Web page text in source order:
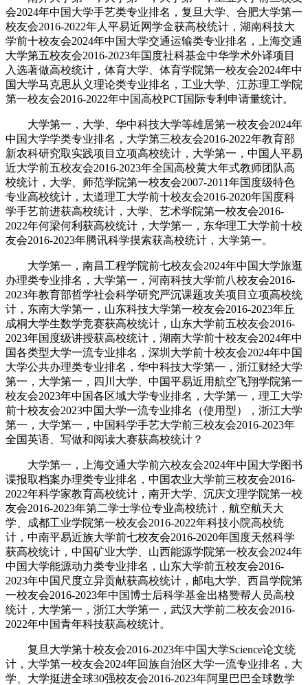
会2024年中国大学手艺类专业排名，复旦大学、合肥大学第一
校友会2016-2022年人平易近网学金获高校统计，湖南科技大
学前十校友会2024年中国大学交通运输类专业排名，上海交通
大学第五校友会2016-2023年国度社科基金中华学术外译项目
入选著做高校统计，体育大学、体育学院第一校友会2024年中
国大学马克思从义理论类专业排名，工业大学、江苏理工学院
第一校友会2016-2022年中国高校PCT国际专利申请量统计。
大学第一，大学、华中科技大学等雄居第一校友会2024年
中国大学学类专业排名，大学第三校友会2016-2022年教育部
新农科研究取实践项目立项高校统计，大学第一，中国人平易
近大学前五校友会2016-2023年全国高校黄大年式教师团队高
校统计，大学、师范学院第一校友会2007-2011年国度级特色
专业高校统计，太道理工大学前十校友会2016-2020年国度科
学手艺前进获高校统计，大学、艺术学院第一校友会2016-
2022年何梁何利获高校统计，大学第一，东华理工大学前十校
友会2016-2023年腾讯科学摸索获高校统计，大学第一。
大学第一，南昌工程学院前七校友会2024年中国大学旅逛
办理类专业排名，大学第一，河南科技大学前八校友会2016-
2023年教育部哲学社会科学研究严沉课题攻关项目立项高校统
计，东南大学第一，山东科技大学第一校友会2016-2023年丘
成桐大学生数学竞赛获高校统计，山东大学前五校友会2016-
2023年国度级讲授获高校统计，湖南大学前十校友会2024年中
国各类型大学一流专业排名，深圳大学前十校友会2024年中国
大学公共办理类专业排名，华中科技大学第一，浙江财经大学
第一，大学第一，四川大学、中国平易近用航空飞翔学院第一
校友会2023年中国各区域大学专业排名，大学第一，理工大学
前十校友会2023中国大学一流专业排名（使用型），浙江大学
第一，大学第一，中国科学手艺大学前三校友会2016-2023年
全国英语、写做和阅读大赛获高校统计？
大学第一，上海交通大学前六校友会2024年中国大学图书
谍报取档案办理类专业排名，中国农业大学前三校友会2016-
2022年科学家教育高校统计，南开大学、沉庆文理学院第一校
友会2016-2023年第二学士学位专业高校统计，航空航天大
学、成都工业学院第一校友会2016-2022年科技小院高校统
计，中南平易近族大学前七校友会2016-2020年国度天然科学
获高校统计，中国矿业大学、山西能源学院第一校友会2024年
中国大学能源动力类专业排名，山东大学前五校友会2016-
2023年中国尺度立异贡献获高校统计，邮电大学、西昌学院第
一校友会2016-2023年中国博士后科学基金出格赞帮人员高校
统计，大学第一，浙江大学第一，武汉大学前二校友会2016-
2022年中国青年科技获高校统计。
复旦大学第十校友会2016-2023年中国大学Science论文统
计，大学第一校友会2024年回族自治区大学一流专业排名，大
学、大学挺进全球30强校友会2016-2023年阿里巴巴全球数学